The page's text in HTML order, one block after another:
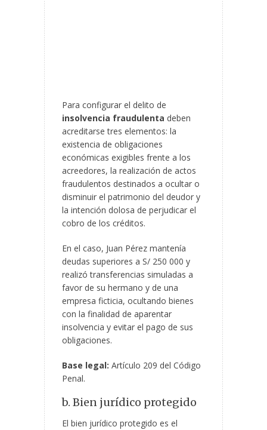
Para configurar el delito de
insolvencia fraudulenta deben
acreditarse tres elementos: la
existencia de obligaciones
económicas exigibles frente a los
acreedores, la realización de actos
fraudulentos destinados a ocultar o
disminuir el patrimonio del deudor y
la intención dolosa de perjudicar el
cobro de los créditos.
En el caso, Juan Pérez mantenía
deudas superiores a S/ 250 000 y
realizó transferencias simuladas a
favor de su hermano y de una
empresa ficticia, ocultando bienes
con la finalidad de aparentar
insolvencia y evitar el pago de sus
obligaciones.
Base legal: Artículo 209 del Código
Penal.
b. Bien jurídico protegido
El bien jurídico protegido es el